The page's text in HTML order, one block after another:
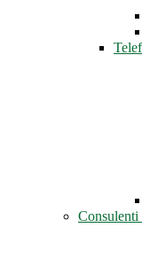
Consulenti